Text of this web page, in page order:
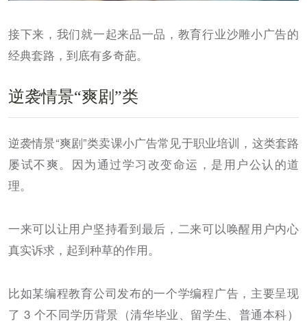
接下来，我们就一起来品一品，教育行业沙雕小广告的
经典套路，到底有多奇葩。
逆袭情景“爽剧”类
逆袭情景“爽剧”类卖课小广告常见于职业培训，这类套路
屡试不爽。因为通过学习改变命运，是用户公认的道
理。
一来可以让用户坚持看到最后，二来可以唤醒用户内心
真实诉求，起到种草的作用。
比如某编程教育公司发布的一个学编程广告，主要呈现
了 3 个不同学历背景 （清华毕业、留学生、普通本科）